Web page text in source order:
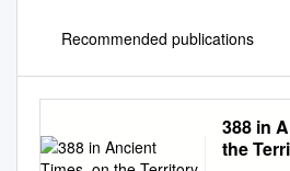
Recommended publications
388 in
the